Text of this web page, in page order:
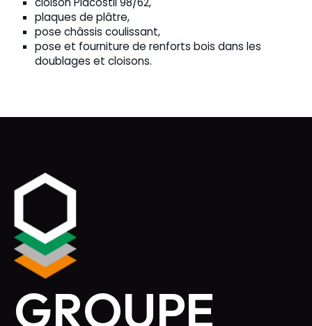
plaques de plâtre,
pose châssis coulissant,
pose et fourniture de renforts bois dans les
doublages et cloisons.
GROUPE